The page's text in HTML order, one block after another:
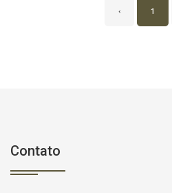
‹ 1
Contato